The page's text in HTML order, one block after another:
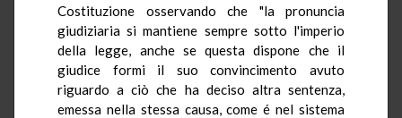
Costituzione osservando che "la pronuncia
giudiziaria si mantiene sempre sotto l'imperio
della legge, anche se questa dispone che il
giudice formi il suo convincimento avuto
riguardo a ciò che ha deciso altra sentenza,
emessa nella stessa causa, come é nel sistema